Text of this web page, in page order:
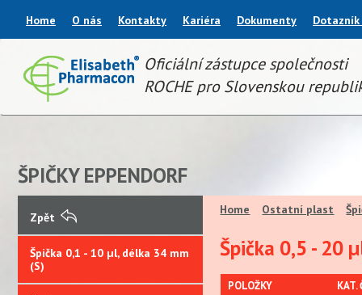
Home O nás Kontakty Kariéra Dokumenty
Oficiální zástupce společnosti
ROCHE pro Slovenskou
ŠPIČKY EPPENDORF
Zpět
Špička 0,1 - 10 µl, délka 34 mm
(S)
Home Ostatní plast
Špička 0,5 - 20
POLOŽKY
KAT.